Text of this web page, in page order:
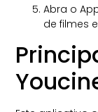
Abra o
de filmes